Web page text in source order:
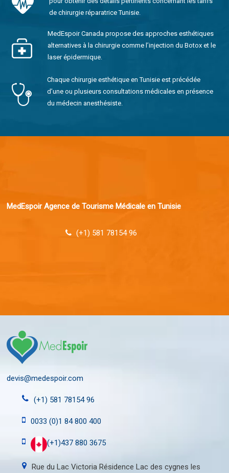
de chirurgie réparatrice Tunisie.
MedEspoir Canada propose des approches esthétiques
alternatives à la chirurgie comme l’injection du Botox et le
laser épidermique.
Chaque chirurgie esthétique en Tunisie est précédée
d’une ou plusieurs consultations médicales en présence
du médecin anesthésiste.
MedEspoir Agence de Tourisme Médicale en Tunisie
(+1) 581 78154 96
devis@medespoir.com
(+1) 581 78154 96
0033 (0)1 84 800 400
(+1)437 880 3675
Rue du Lac Victoria Résidence Lac des cygnes les